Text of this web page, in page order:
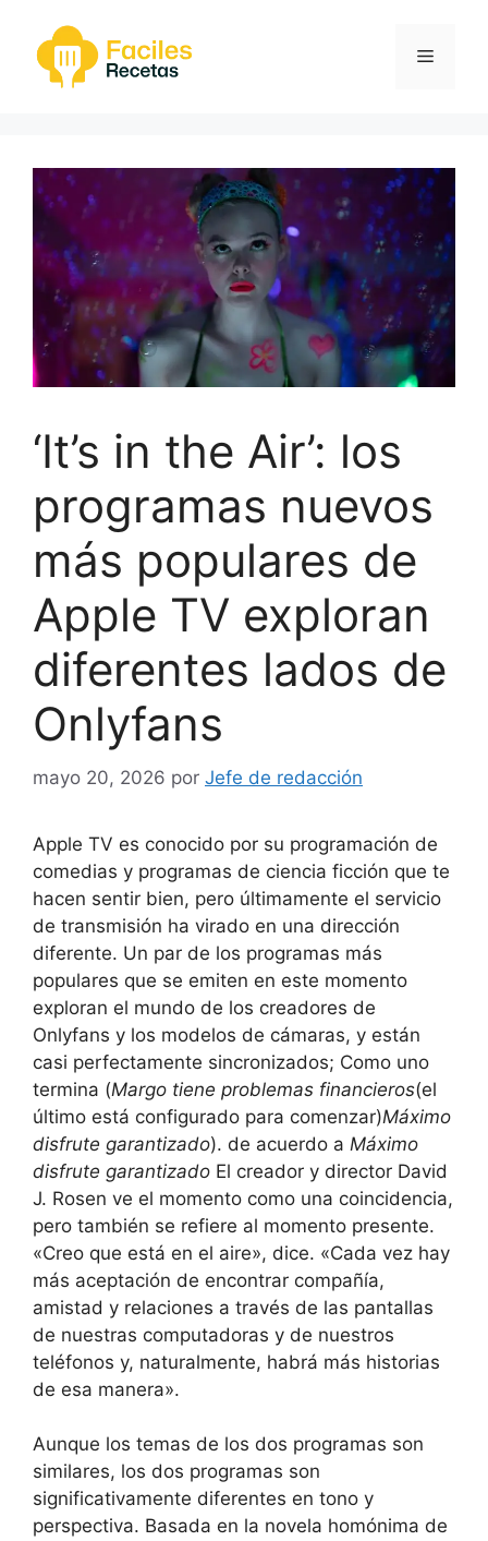
contenido
Menú
‘It’s in the Air’: los
programas nuevos
más populares de
Apple TV exploran
diferentes lados de
Onlyfans
mayo 20, 2026 por Jefe de redacción
Apple TV es conocido por su programación de
comedias y programas de ciencia ficción que te
hacen sentir bien, pero últimamente el servicio
de transmisión ha virado en una dirección
diferente. Un par de los programas más
populares que se emiten en este momento
exploran el mundo de los creadores de
Onlyfans y los modelos de cámaras, y están
casi perfectamente sincronizados; Como uno
termina (Margo tiene problemas financieros(el
último está configurado para comenzar)Máximo
disfrute garantizado). de acuerdo a Máximo
disfrute garantizado El creador y director David
J. Rosen ve el momento como una coincidencia,
pero también se refiere al momento presente.
«Creo que está en el aire», dice. «Cada vez hay
más aceptación de encontrar compañía,
amistad y relaciones a través de las pantallas
de nuestras computadoras y de nuestros
teléfonos y, naturalmente, habrá más historias
de esa manera».
Aunque los temas de los dos programas son
similares, los dos programas son
significativamente diferentes en tono y
perspectiva. Basada en la novela homónima de